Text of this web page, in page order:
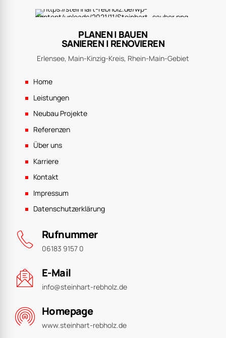
PLANEN | BAUEN
SANIEREN | RENOVIEREN
Erlensee, Main-Kinzig-Kreis, Rhein-Main-Gebiet
Home
Leistungen
Neubau Projekte
Referenzen
Über uns
Karriere
Kontakt
Impressum
Datenschutzerklärung
Rufnummer
06183 9157 0
E-Mail
info@steinhart-rebholz.de
Homepage
www.steinhart-rebholz.de